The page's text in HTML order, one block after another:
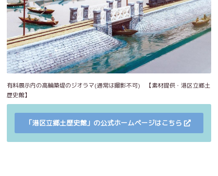
有料展示内の高輪築堤のジオラマ(通常は撮影不可) 【素材提供・港区立郷土
歴史館】
「港区立郷土歴史館」の公式ホームページはこちら